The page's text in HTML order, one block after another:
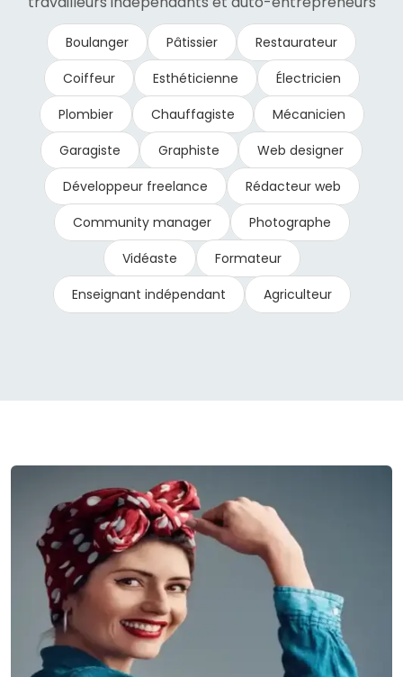
Boulanger Pâtissier
Restaurateur
Coiffeur
Esthéticienne
Électricien
Plombier
Chauffagiste
Mécanicien
Garagiste
Graphiste
Web designer
Développeur freelance
Rédacteur web
Community manager
Photographe
Vidéaste
Formateur
Enseignant indépendant
Agriculteur